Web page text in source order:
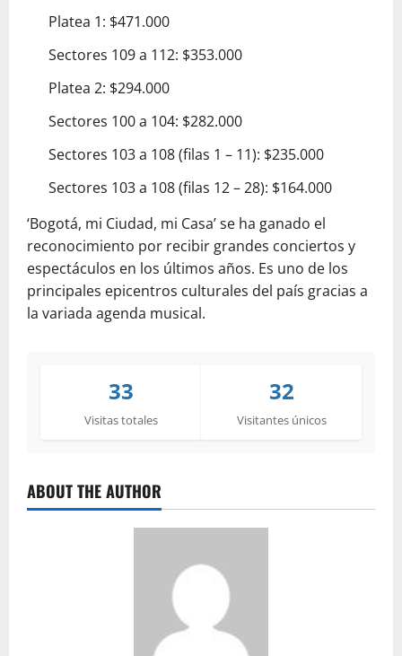
Platea 1: $471.000
Sectores 109 a 112: $353.000
Platea 2: $294.000
Sectores 100 a 104: $282.000
Sectores 103 a 108 (filas 1 – 11): $235.000
Sectores 103 a 108 (filas 12 – 28): $164.000
‘Bogotá, mi Ciudad, mi Casa’ se ha ganado el
reconocimiento por recibir grandes conciertos y
espectáculos en los últimos años. Es uno de los
principales epicentros culturales del país gracias a
la variada agenda musical.
33
Visitas totales
32
Visitantes únicos
ABOUT THE AUTHOR